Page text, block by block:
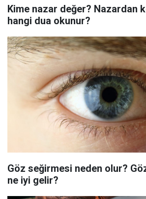
Kime nazar değer? Nazardan
hangi dua okunur?
Göz seğirmesi neden olur?
ne iyi gelir?